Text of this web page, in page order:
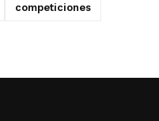
competiciones